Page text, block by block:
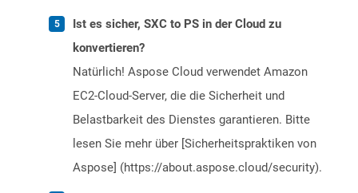
Ist es sicher, SXC to PS in der Cloud zu
konvertieren?
Natürlich! Aspose Cloud verwendet Amazon
EC2-Cloud-Server, die die Sicherheit und
Belastbarkeit des Dienstes garantieren. Bitte
lesen Sie mehr über [Sicherheitspraktiken von
Aspose] (https://about.aspose.cloud/security).